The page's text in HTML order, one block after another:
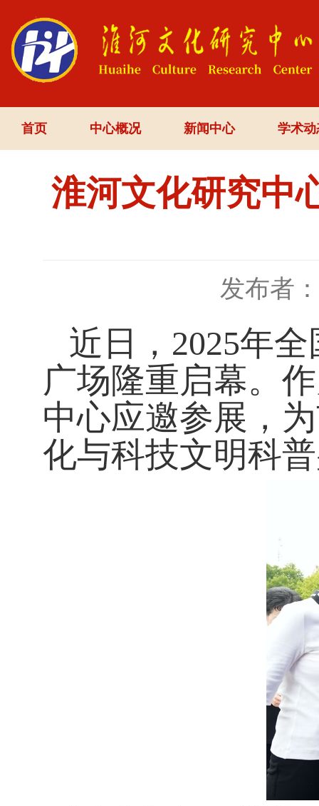
首页 中心概况 新闻中心 学术动
淮河文化研究中
发布者
近日， 2025年
广场隆重启幕。
中心应邀参展，
化与科技文明科